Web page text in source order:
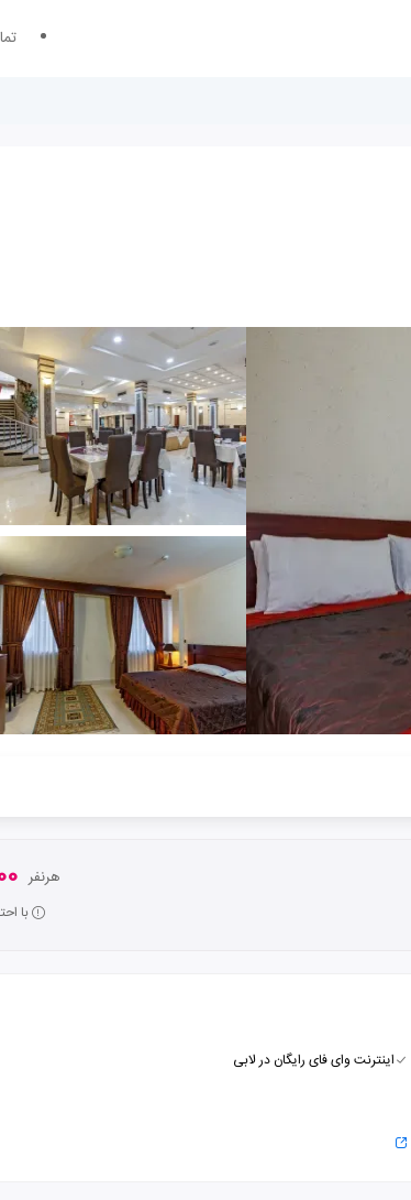
هرنفر
با
اینترنت وای فای رایگان در لابی